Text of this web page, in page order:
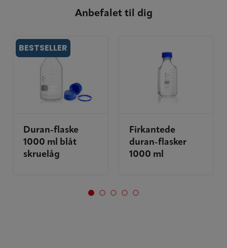
Anbefalet til dig
BESTSELLER
Duran-flaske
1000 ml blåt
skruelåg
Firkantede
duran-flasker
1000 ml